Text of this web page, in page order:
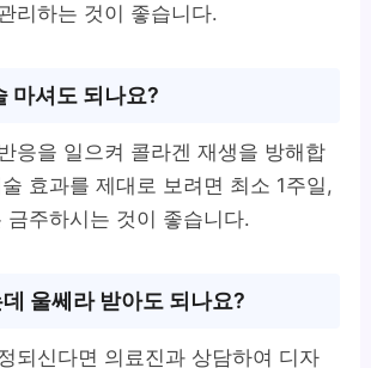
리하는 것이 좋습니다.
마셔도 되나요?
응을 일으켜 콜라겐 재생을 방해합
효과를 제대로 보려면 최소 1주일,
금주하시는 것이 좋습니다.
울쎄라 받아도 되나요?
되신다면 의료진과 상담하여 디자